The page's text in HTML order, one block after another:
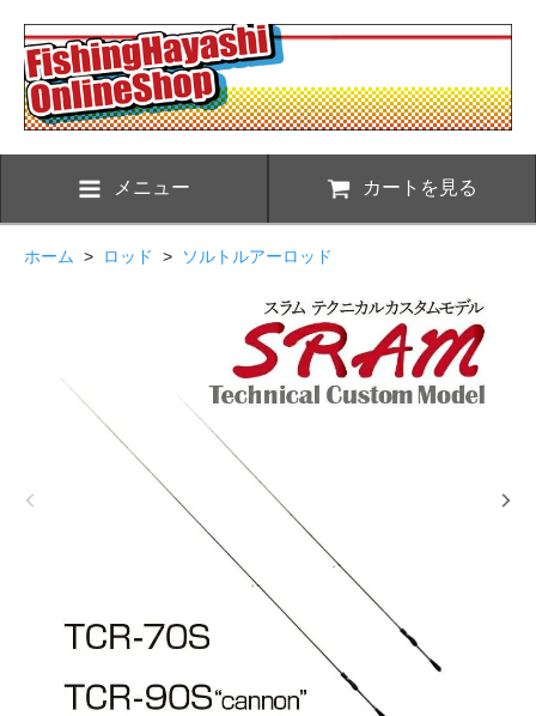
メニュー カートを見る
ホーム > ロッド > ソルトルアーロッド